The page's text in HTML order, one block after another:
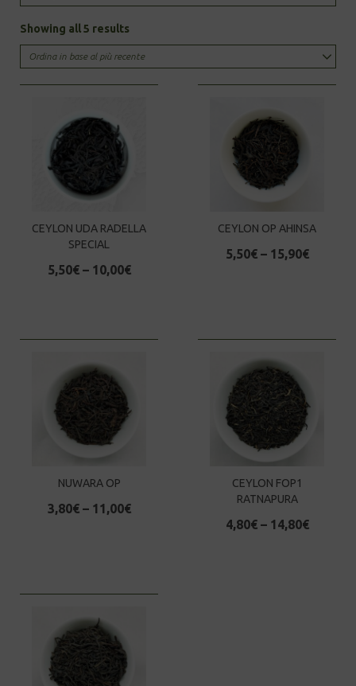
Showing all 5 resultsSorted
by
latest
CEYLON UDA RADELLA
SPECIAL
5,50€– 10,00€
CEYLON OP AHINSA
5,50€– 15,90€
NUWARA OP
3,80€– 11,00€
CEYLON FOP1
RATNAPURA
4,80€– 14,80€